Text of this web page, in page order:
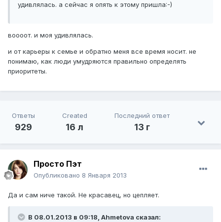
удивлялась. а сейчас я опять к этому пришла:-)
воооот. и моя удивлялась.
и от карьеры к семье и обратно меня все время носит. не
понимаю, как люди умудряются правильно определять
приоритеты.
Ответы
929
Created
16 л
Последний ответ
13 г
Просто Пэт
Опубликовано 8 Января 2013
Да и сам ниче такой. Не красавец, но цепляет.
В 08.01.2013 в 09:18, Ahmetova сказал: